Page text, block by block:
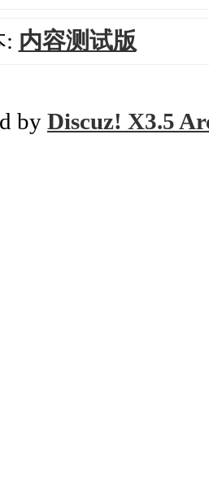
: 内容测试版
by Discuz! X3.5